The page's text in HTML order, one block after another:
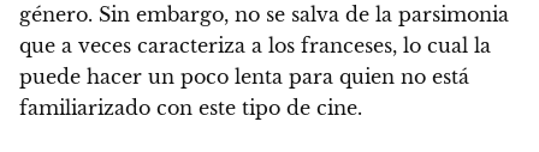
género. Sin embargo, no se salva de la parsimonia
que a veces caracteriza a los franceses, lo cual la
puede hacer un poco lenta para quien no está
familiarizado con este tipo de cine.